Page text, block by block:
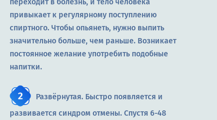
переходит в болезнь, и тело человека
привыкает к регулярному поступлению
спиртного. Чтобы опьянеть, нужно выпить
значительно больше, чем раньше. Возникает
постоянное желание употребить подобные
напитки.
Развёрнутая. Быстро появляется и
развивается синдром отмены. Спустя 6-48